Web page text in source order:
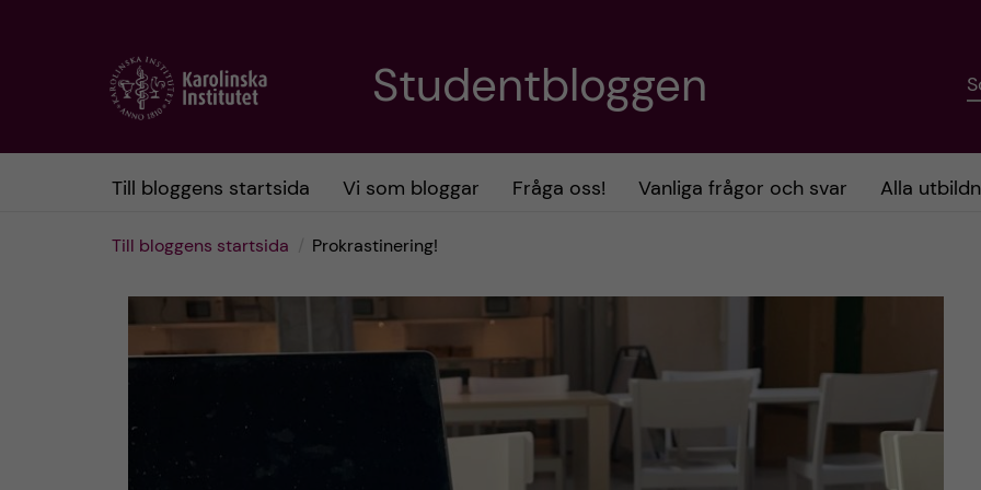
Studentbloggen
Till bloggens startsida Vi som bloggar Fråga oss! Vanliga frågor och svar Alla
Till bloggens startsida Prokrastinering!